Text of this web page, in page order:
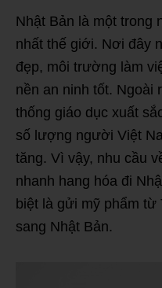
Nhật Bản là một trong
nhất thế giới. Nơi đây
đẹp, môi trường làm
nền an ninh tốt. Ngoài
thống giáo dục xuất
số lượng người Việt
tăng. Vì vậy, nhu cầu
nhanh hang hóa đi
biệt là gửi mỹ phẩm từ
sang Nhật Bản.